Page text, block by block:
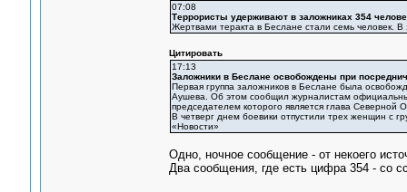
07:08
Террористы удерживают в заложниках 354
Жертвами теракта в Беслане стали семь человек.
Цитировать
17:13
Заложники в Беслане освобождены при
Первая группа заложников в Беслане была
Аушева. Об этом сообщил журналистам
председателем которого является глава Северной
В четверг днем боевики отпустили трех женщин с
«Новости»
Одно, ночное сообщение - от некоего
Два сообщения, где есть цифра 354 - со